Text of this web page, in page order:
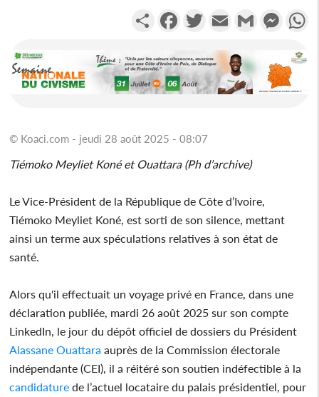
PartagerFacebookTwitterEmail Gmail
© Koaci.com - jeudi 28 août 2025 - 08:07
Tiémoko Meyliet Koné et Ouattara (Ph d’archive)
Le Vice-Président de la République de Côte d’Ivoire,
Tiémoko Meyliet Koné, est sorti de son silence, mettant
ainsi un terme aux spéculations relatives à son état de
santé.
Alors qu'il effectuait un voyage privé en France, dans une
déclaration publiée, mardi 26 août 2025 sur son compte
LinkedIn, le jour du dépôt officiel de dossiers du Président
Alassane Ouattara auprès de la Commission électorale
indépendante (CEI), il a réitéré son soutien indéfectible à la
candidature de l’actuel locataire du palais présidentiel, pour